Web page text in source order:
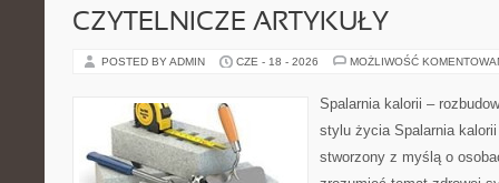
CZYTELNICZE ARTYKUŁY
POSTED BY ADMIN CZE - 18 - 2026 MOŻLIWOŚĆ
Spalarnia kalorii –
stylu życia Spalarnia
stworzony z myślą o